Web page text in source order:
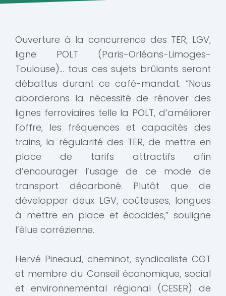
Ouverture à la concurrence des TER, LGV,
ligne POLT (Paris-Orléans-Limoges-
Toulouse)… tous ces sujets brûlants seront
débattus durant ce café-mandat. “Nous
aborderons la nécessité de rénover des
lignes ferroviaires telle la POLT, d’améliorer
l’offre, les fréquences et capacités des
trains, la régularité des TER, de mettre en
place de tarifs attractifs afin
d’encourager l’usage de ce mode de
transport décarboné. Plutôt que de
développer deux LGV, coûteuses, longues
à mettre en place et écocides,” souligne
l’élue corrézienne.
Hervé Pineaud, cheminot, syndicaliste CGT
et membre du Conseil économique, social
et environnemental régional (CESER) de